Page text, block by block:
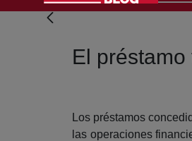
El
Los préstamos
las operaciones